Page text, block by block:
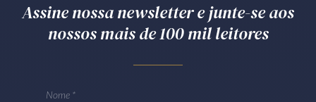
Assine nossa newsletter e junte-se aos
nossos mais de 100 mil leitores
Nome